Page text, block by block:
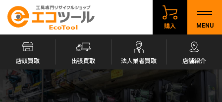
購入 MENU
店頭買取 出張買取 法人業者買取 店舗紹介